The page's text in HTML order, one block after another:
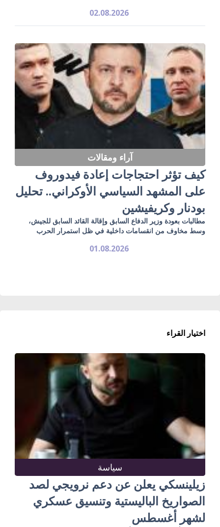
02.08.2026
آراء ومقالات
كيف تؤثر احتجاجات إعادة فيدوروف
على المشهد السياسي الأوكراني.. تحليل
بودنار وكريفيشين
مطالبات بعودة وزير الدفاع السابق وإقالة القائد السابق للجيش،
وسط مخاوف من انقسامات داخلية في ظل استمرار الحرب
01.08.2026
اختيار القراء
سياسة
زيلينسكي يعلن عن دعم نرويجي لصد
الصواريخ الباليستية وتنسيق عسكري
لشهر أغسطس